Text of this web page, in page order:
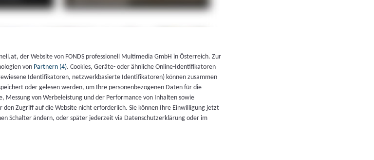
der Website von FONDS professionell Multimedia GmbH in Österreich. Zur
von Partnern (4). Cookies, Geräte- oder ähnliche Online-Identifikatoren
Identifikatoren, netzwerkbasierte Identifikatoren) können zusammen
oder gelesen werden, um Ihre personenbezogenen Daten für die
Messung von Werbeleistung und der Performance von Inhalten sowie
Zugriff auf die Website nicht erforderlich. Sie können Ihre Einwilligung jetzt
Schalter ändern, oder später jederzeit via Datenschutzerklärung oder im